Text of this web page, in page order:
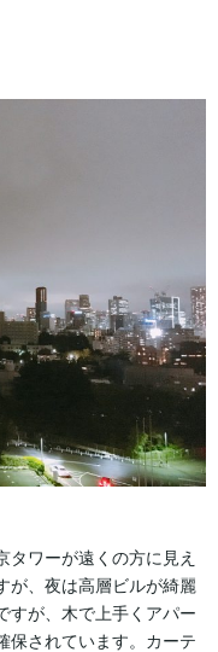
タワーが遠くの方に見え
が、夜は高層ビルが綺麗
すが、木で上手くアパー
保されています。カーテ